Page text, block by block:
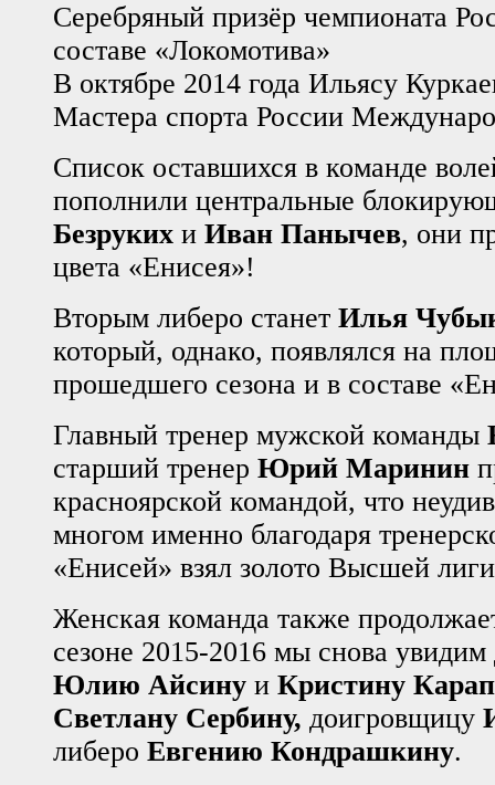
Серебряный призёр чемпионата
составе «Локомотива»
В октябре 2014 года Ильясу
Мастера спорта России
Список оставшихся в команде
пополнили центральные
Безруких и Иван Панычев, они
цвета «Енисея»!
Вторым либеро станет Илья
который, однако, появлялся на
прошедшего сезона и в составе
Главный тренер мужской команды
старший тренер Юрий Маринин
красноярской командой, что
многом именно благодаря
«Енисей» взял золото Высшей
Женская команда также
сезоне 2015-2016 мы снова
Юлию Айсину и Кристину
Светлану Сербину, доигровщицу
либеро Евгению Кондрашкину.